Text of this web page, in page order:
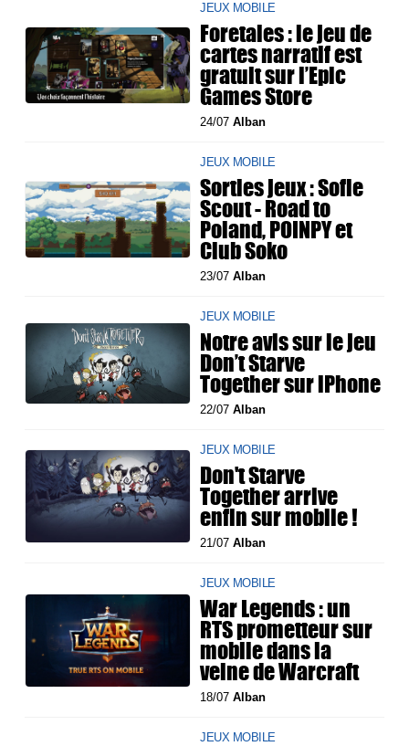
JEUX MOBILE
Foretales : le jeu de
cartes narratif est
gratuit sur l’Epic
Games Store
24/07Alban
JEUX MOBILE
Sorties jeux : Sofie
Scout - Road to
Poland, POINPY et
Club Soko
23/07Alban
JEUX MOBILE
Notre avis sur le jeu
Don’t Starve
Together sur iPhone
22/07Alban
JEUX MOBILE
Don't Starve
Together arrive
enfin sur mobile !
21/07Alban
JEUX MOBILE
War Legends : un
RTS prometteur sur
mobile dans la
veine de Warcraft
18/07Alban
JEUX MOBILE